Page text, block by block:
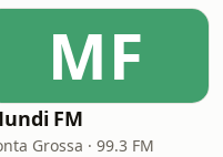
MF
FM
Grossa · 99.3 FM